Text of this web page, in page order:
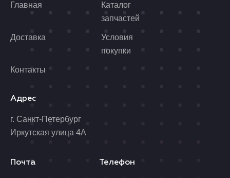
Главная
Каталог
запчастей
Доставка
Условия
покупки
Контакты
Адрес
г. Санкт-Петербург
Иркутская улица 4А
Почта Телефон